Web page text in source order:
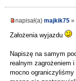
napisał(a) majkik75 »
Założenia wyjazdu
Napiszę na samym
realnym zagrożeniem
mocno